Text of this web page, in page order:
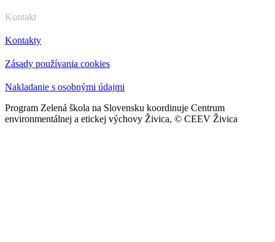
Kontakt
Kontakty
Zásady používania cookies
Nakladanie s osobnými údajmi
Program Zelená škola na Slovensku koordinuje Centrum
environmentálnej a etickej výchovy Živica, © CEEV Živica